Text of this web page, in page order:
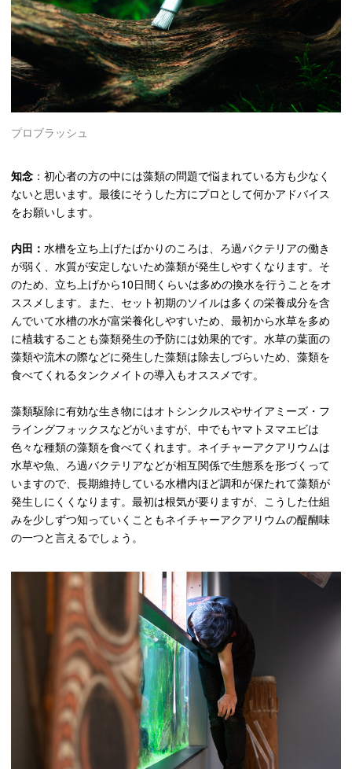
プロブラッシュ
知念 ：初心者の方の中には藻類の問題で悩まれている方も少なく
ないと思います。最後にそうした方にプロとして何かアドバイス
をお願いします。
内田：水槽を立ち上げたばかりのころは、ろ過バクテリアの働き
が弱く、水質が安定しないため藻類が発生しやすくなります。そ
のため、 立ち上げから10日間くらいは多めの換水を行う ことをオ
ススメします。また、セット初期のソイルは多くの栄養成分を含
んでいて水槽の水が富栄養化しやすいため、最初から水草を多め
に植栽することも藻類発生の予防には効果的です。水草の葉面の
藻類や流木の際などに発生した藻類は除去しづらいため、藻類を
食べてくれるタンクメイトの導入もオススメです。
藻類駆除に有効な生き物にはオトシンクルスやサイアミーズ・フ
ライングフォックスなどがいますが、中でもヤマトヌマエビは
色々な種類の藻類を食べてくれます。 ネイチャーアクアリウムは
水草や魚、ろ過バクテリアなどが相互関係で生態系を形づくって
いますので、長期維持している水槽内ほど調和が保たれて藻類が
発生しにくくなります。最初は根気が要りますが、こうした仕組
みを少しずつ知っていくこともネイチャーアクアリウムの醍醐味
の一つと言えるでしょう。